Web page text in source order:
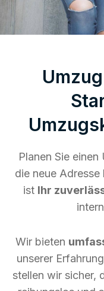
Planen Sie
die neue
ist Ihr
Wir bieten
unserer
stellen wir sicher,